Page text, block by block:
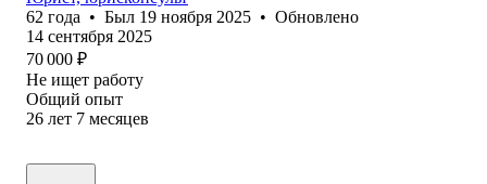
62 года • Был 19 ноября 2025 • Обновлено
14 сентября 2025
70 000 ₽
Не ищет работу
Общий опыт
26 лет 7 месяцев